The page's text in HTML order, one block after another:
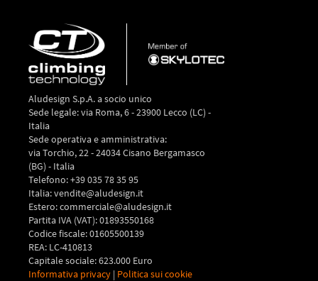
Aludesign S.p.A. a socio unico
Sede legale: via Roma, 6 - 23900 Lecco (LC) -
Italia
Sede operativa e amministrativa:
via Torchio, 22 - 24034 Cisano Bergamasco
(BG) - Italia
Telefono: +39 035 78 35 95
Italia: vendite@aludesign.it
Estero: commerciale@aludesign.it
Partita IVA (VAT): 01893550168
Codice fiscale: 01605500139
REA: LC-410813
Capitale sociale: 623.000 Euro
Informativa privacy | Politica sui cookie